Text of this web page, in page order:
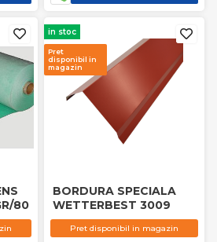
80
in stoc
Pret
disponibil in
magazin
BORDURA SPECIALA
WETTERBEST 3009
Pret disponibil in magazin